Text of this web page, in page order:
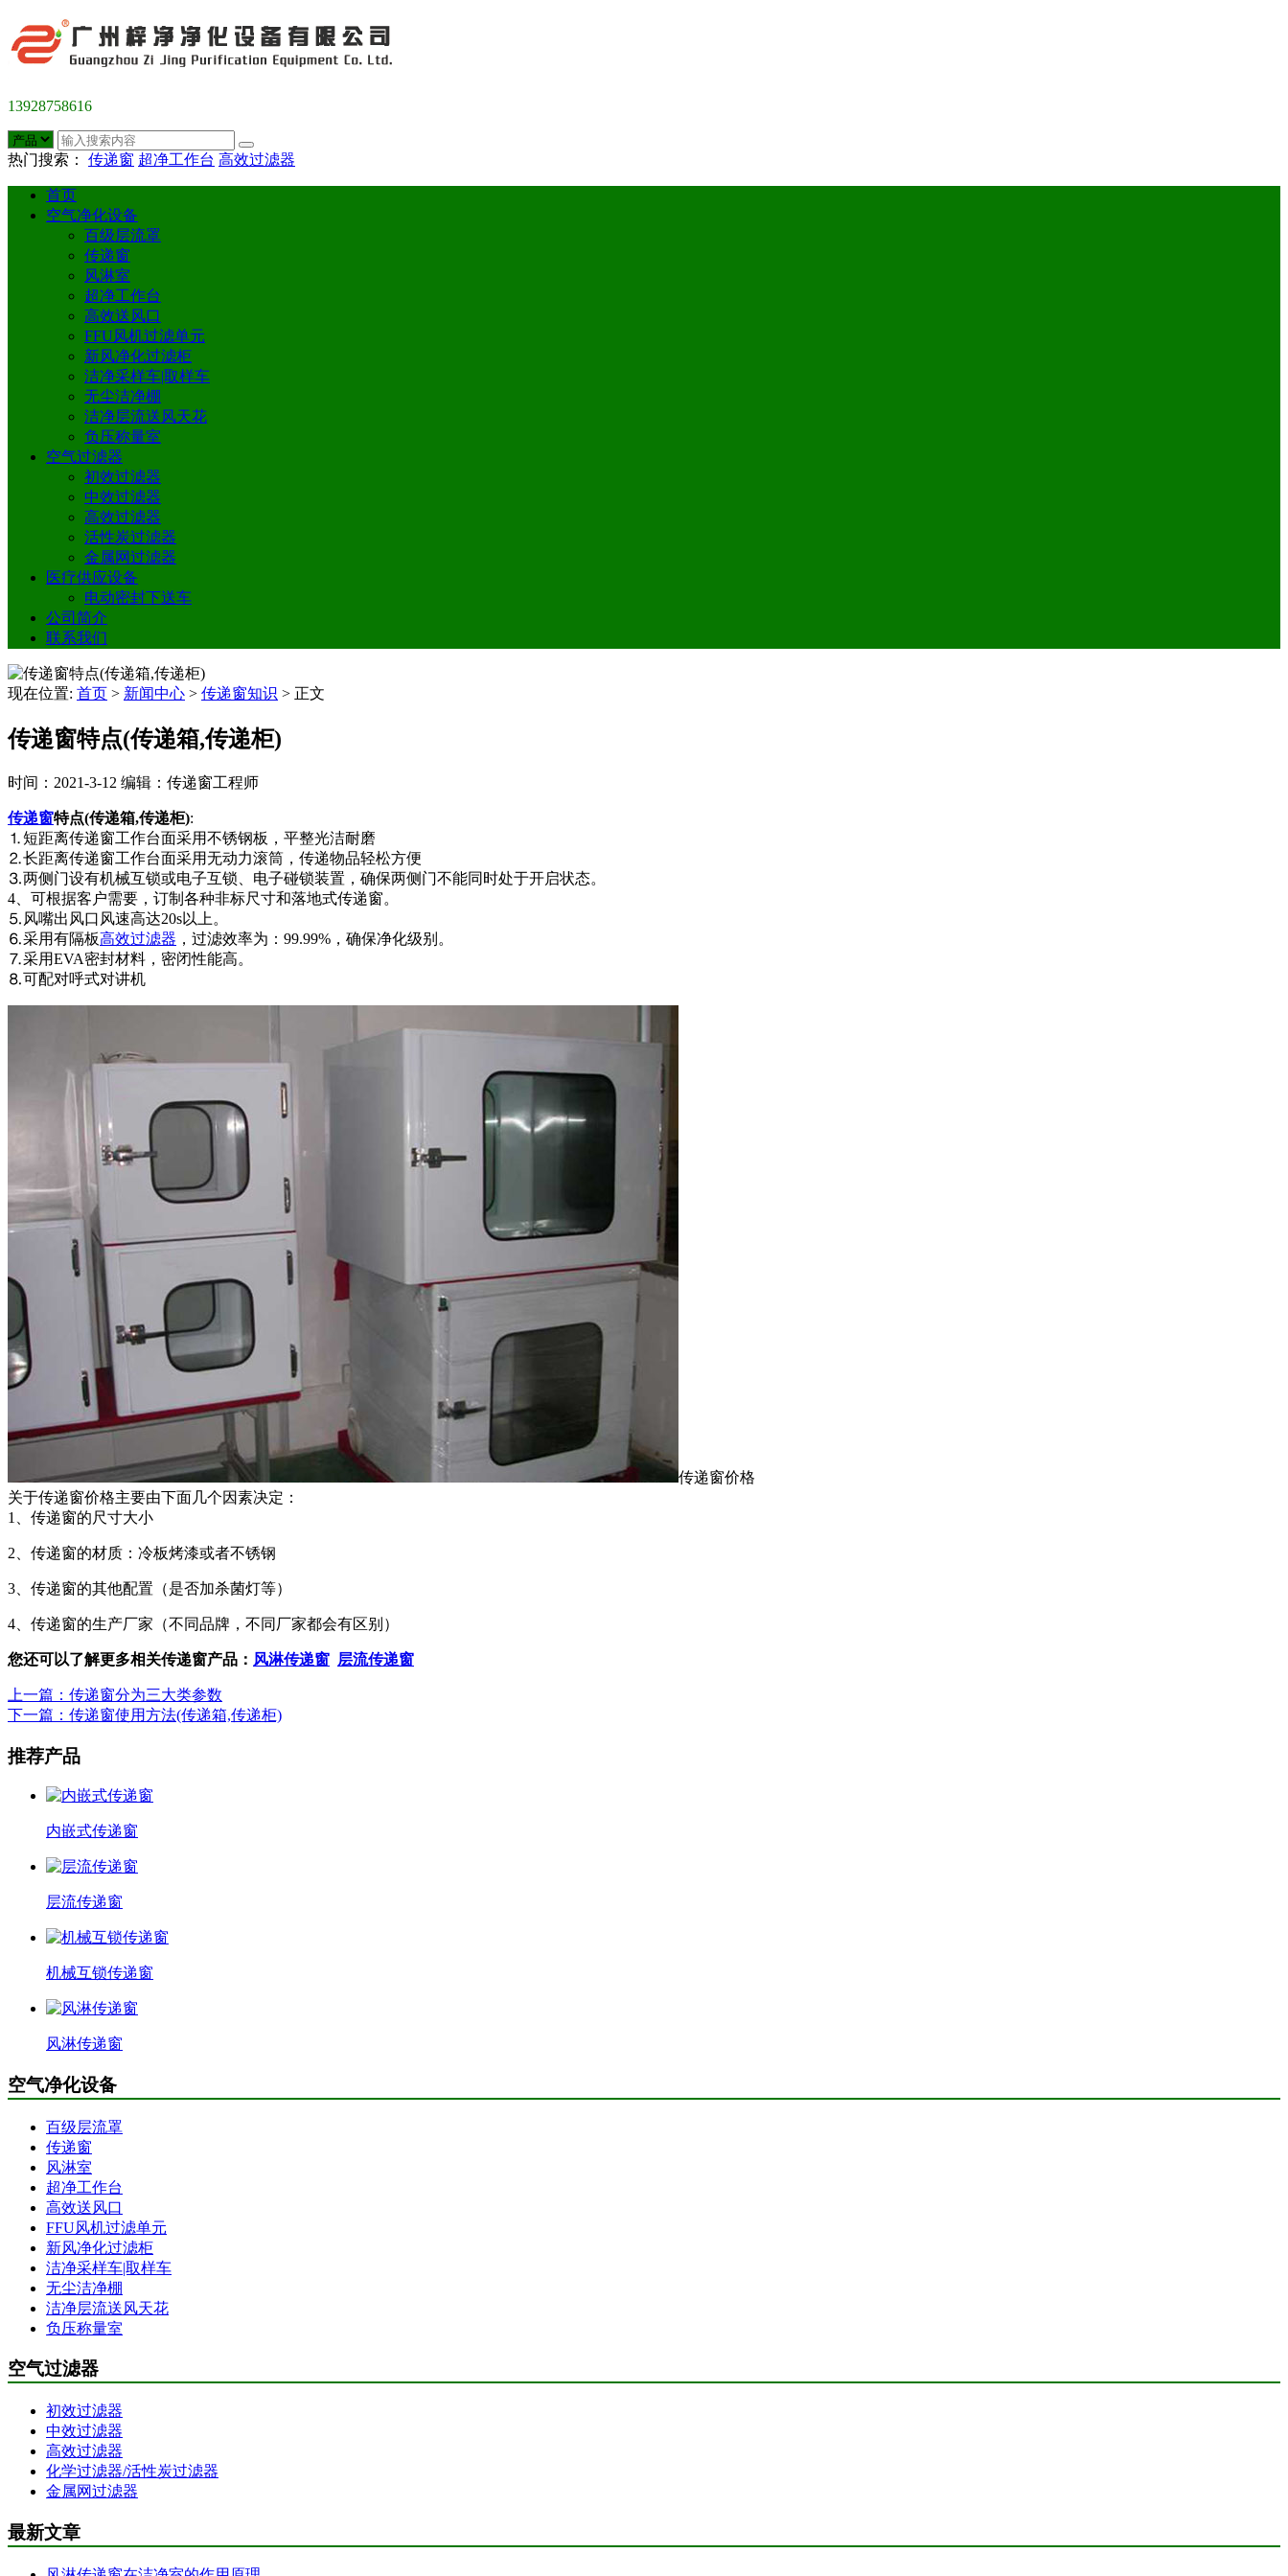
13928758616
热门搜索： 传递窗 超净工作台 高效过滤器
首页
空气净化设备
百级层流罩
传递窗
风淋室
超净工作台
高效送风口
FFU风机过滤单元
新风净化过滤柜
洁净采样车|取样车
无尘洁净棚
洁净层流送风天花
负压称量室
空气过滤器
初效过滤器
中效过滤器
高效过滤器
活性炭过滤器
金属网过滤器
医疗供应设备
电动密封下送车
公司简介
联系我们
现在位置: 首页 > 新闻中心 > 传递窗知识 > 正文
传递窗特点(传递箱,传递柜)
时间：2021-3-12 编辑：传递窗工程师
传递窗特点(传递箱,传递柜):
⒈短距离传递窗工作台面采用不锈钢板，平整光洁耐磨
⒉长距离传递窗工作台面采用无动力滚筒，传递物品轻松方便
⒊两侧门设有机械互锁或电子互锁、电子碰锁装置，确保两侧门不能同时处于开启状态。
4、可根据客户需要，订制各种非标尺寸和落地式传递窗。
⒌风嘴出风口风速高达20s以上。
⒍采用有隔板高效过滤器 ，过滤效率为：99.99%，确保净化级别。
⒎采用EVA密封材料，密闭性能高。
⒏可配对呼式对讲机
传递窗价格
关于传递窗价格主要由下面几个因素决定：
1、传递窗的尺寸大小
2、传递窗的材质：冷板烤漆或者不锈钢
3、传递窗的其他配置（是否加杀菌灯等）
4、传递窗的生产厂家（不同品牌，不同厂家都会有区别）
您还可以了解更多相关传递窗产品： 风淋传递窗 层流传递窗
上一篇：传递窗分为三大类参数
下一篇：传递窗使用方法(传递箱,传递柜)
推荐产品
内嵌式传递窗
层流传递窗
机械互锁传递窗
风淋传递窗
空气净化设备
百级层流罩
传递窗
风淋室
超净工作台
高效送风口
FFU风机过滤单元
新风净化过滤柜
洁净采样车|取样车
无尘洁净棚
洁净层流送风天花
负压称量室
空气过滤器
初效过滤器
中效过滤器
高效过滤器
化学过滤器/活性炭过滤器
金属网过滤器
最新文章